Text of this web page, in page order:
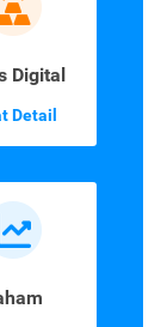
Digital
Detail